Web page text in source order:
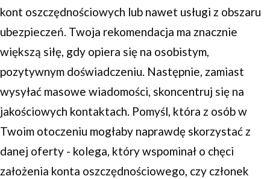
kont oszczędnościowych lub nawet usługi z obszaru
ubezpieczeń. Twoja rekomendacja ma znacznie
większą siłę, gdy opiera się na osobistym,
pozytywnym doświadczeniu. Następnie, zamiast
wysyłać masowe wiadomości, skoncentruj się na
jakościowych kontaktach. Pomyśl, która z osób w
Twoim otoczeniu mogłaby naprawdę skorzystać z
danej oferty - kolega, który wspominał o chęci
założenia konta oszczędnościowego, czy członek